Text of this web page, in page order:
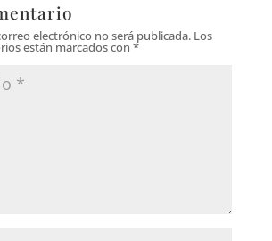
electrónico no será publicada. Los
están marcados con *